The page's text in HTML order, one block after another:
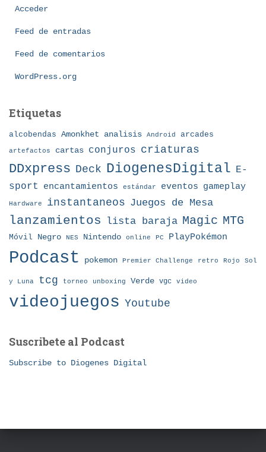
Acceder
Feed de entradas
Feed de comentarios
WordPress.org
Etiquetas
alcobendas Amonkhet analisis Android arcades
artefactos cartas conjuros criaturas
DDxpress Deck DiogenesDigital E-
sport
encantamientos estándar eventos gameplay
Hardware instantaneos Juegos de Mesa
lanzamientos lista baraja Magic MTG
Móvil Negro NES Nintendo online PC PlayPokémon
Podcast pokemon Premier Challenge retro Rojo Sol
y Luna tcg torneo unboxing Verde vgc video
videojuegos Youtube
Suscribete al Podcast
Subscribe to Diogenes Digital